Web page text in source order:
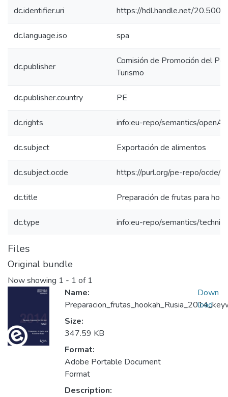
dc.identifier.uri https://hdl.handle.net/
dc.language.iso spa
dc.publisher
Comisión de Promoción del
Turismo
dc.publisher.country PE
dc.rights info:eu-repo/semantics/
dc.subject Exportación de alimentos
dc.subject.ocde https://purl.org/pe-repo/ocde/
dc.title Preparación de frutas para
dc.type info:eu-repo/semantics/
Files
Original bundle
Now showing 1 - 1 of 1
Name:
Size:
347.59 KB
Format:
Adobe Portable Document
Format
Description:
Down
load